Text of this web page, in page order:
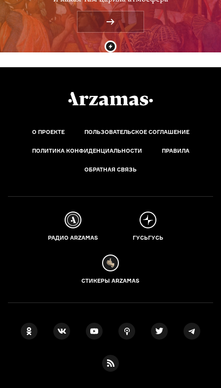
О ПРОЕКТЕ ПОЛЬЗОВАТЕЛЬСКОЕ СОГЛАШЕНИЕ
ПОЛИТИКА КОНФИДЕНЦИАЛЬНОСТИ ПРАВИЛА
ОБРАТНАЯ СВЯЗЬ
РАДИО ARZAMAS ГУСЬГУСЬ
СТИКЕРЫ ARZAMAS